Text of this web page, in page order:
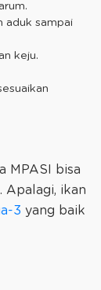
aduk sampai
keju.
MPASI bisa
Apalagi, ikan
3 yang baik